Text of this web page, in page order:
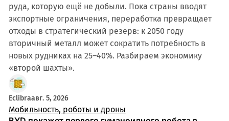
руда, которую ещё не добыли. Пока страны вводят
экспортные ограничения, переработка превращает
отходы в стратегический резерв: к 2050 году
вторичный металл может сократить потребность в
новых рудниках на 25–40%. Разбираем экономику
«второй шахты».
Eclibraавг. 5, 2026
Мобильность, роботы и дроны